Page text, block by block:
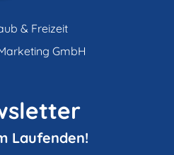
& Freizeit
GmbH
Laufenden!